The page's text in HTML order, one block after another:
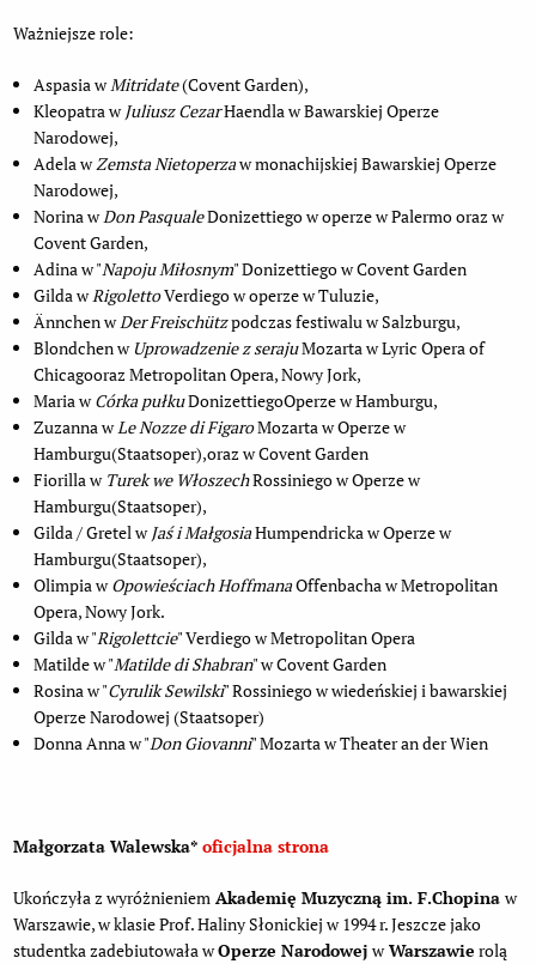
Ważniejsze role:
Aspasia wMitridate(Covent Garden),
Kleopatra wJuliusz CezarHaendla w Bawarskiej Operze
Narodowej,
Adela wZemsta Nietoperzaw monachijskiej Bawarskiej Operze
Narodowej,
Norina wDon PasqualeDonizettiego w operze w Palermo oraz w
Covent Garden,
Adina w "Napoju Miłosnym" Donizettiego w Covent Garden
Gilda wRigolettoVerdiego w operze w Tuluzie,
Ännchen wDer Freischützpodczas festiwalu w Salzburgu,
Blondchen w Uprowadzenie z serajuMozarta w Lyric Opera of
Chicagooraz Metropolitan Opera, Nowy Jork,
Maria wCórka pułkuDonizettiegoOperze w Hamburgu,
Zuzanna wLe Nozze di FigaroMozarta w Operze w
Hamburgu(Staatsoper),oraz w Covent Garden
Fiorilla w Turek we WłoszechRossiniego w Operze w
Hamburgu(Staatsoper),
Gilda / Gretel wJaś i MałgosiaHumpendricka w Operze w
Hamburgu(Staatsoper),
Olimpia wOpowieściach HoffmanaOffenbacha w Metropolitan
Opera, Nowy Jork.
Gilda w "Rigolettcie" Verdiego w Metropolitan Opera
Matilde w "Matilde di Shabran" w Covent Garden
Rosina w "Cyrulik Sewilski" Rossiniego w wiedeńskiej i bawarskiej
Operze Narodowej (Staatsoper)
Donna Anna w "Don Giovanni" Mozarta w Theater an der Wien
Małgorzata Walewska* oficjalna strona
Ukończyła z wyróżnieniemAkademię Muzyczną im. F.Chopina w
Warszawie, w klasie Prof. Haliny Słonickiej w 1994 r. Jeszcze jako
studentka zadebiutowała wOperze Narodowej wWarszawie rolą